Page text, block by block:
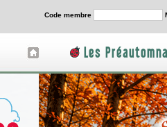
Code membre
Les